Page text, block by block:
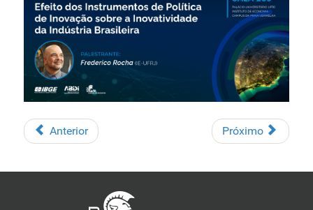
Anterior Próximo